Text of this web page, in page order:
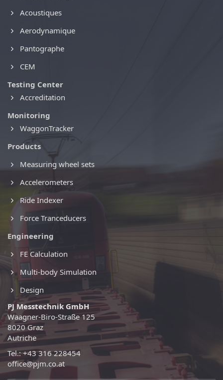
Acoustiques
Aerodynamique
Pantographe
CEM
Testing Center
Accreditation
Monitoring
WaggonTracker
Products
Measuring wheel sets
Accelerometers
Ride Indexer
Force Tranceducers
Engineering
FE Calculation
Multi-body Simulation
Design
PJ Messtechnik GmbH
Waagner-Biro-Straße 125
8020 Graz
Autriche
Tel.: +43 316 228454
office@pjm.co.at